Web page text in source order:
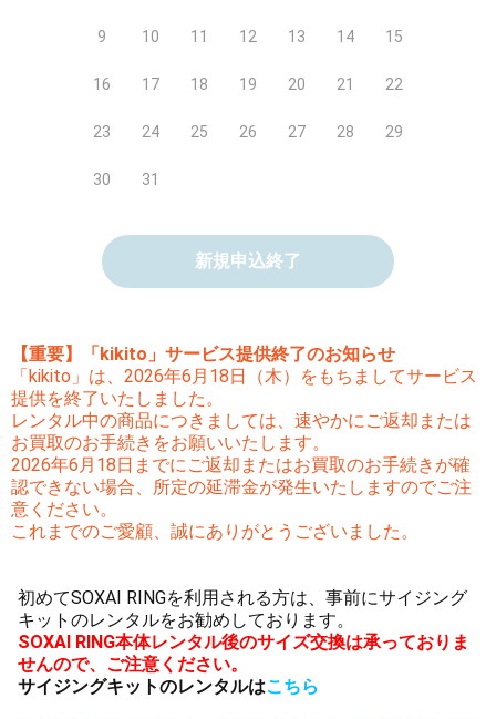
9 10 11 12 13 14 15
16 17 18 19 20 21 22
23 24 25 26 27 28 29
30 31
新規申込終了
【重要】「kikito」サービス提供終了のお知らせ
「kikito」は、2026年6月18日（木）をもちましてサービス
提供を終了いたしました。
レンタル中の商品につきましては、速やかにご返却または
お買取のお手続きをお願いいたします。
2026年6月18日までにご返却またはお買取のお手続きが確
認できない場合、所定の延滞金が発生いたしますのでご注
意ください。
これまでのご愛顧、誠にありがとうございました。
初めてSOXAI RINGを利用される方は、事前にサイジング
キットのレンタルをお勧めしております。
SOXAI RING本体レンタル後のサイズ交換は承っておりま
せんので、ご注意ください。
サイジングキットのレンタルはこちら